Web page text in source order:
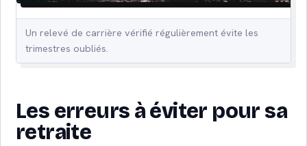
Un relevé de carrière vérifié régulièrement évite les
trimestres oubliés.
Les erreurs à éviter pour sa
retraite